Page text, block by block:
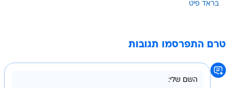
בראד פיט
טרם התפרסמו תגובות